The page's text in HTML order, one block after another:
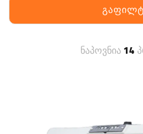
ნაპოვნია14